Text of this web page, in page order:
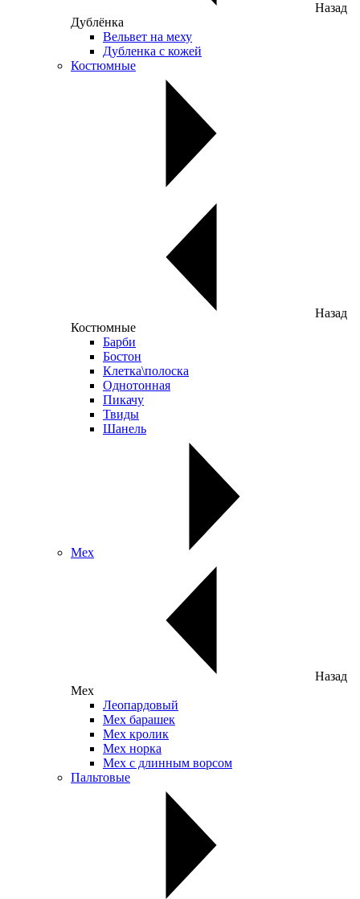
Назад
Дублёнка
Вельвет на меху
Дубленка с кожей
Костюмные
Назад
Костюмные
Барби
Бостон
Клетка\полоска
Однотонная
Пикачу
Твиды
Шанель
Мех
Назад
Мех
Леопардовый
Мех барашек
Мех кролик
Мех норка
Мех с длинным ворсом
Пальтовые